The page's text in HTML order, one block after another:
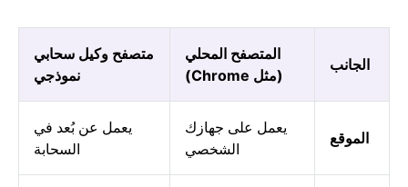
الجانب
المتصفح المحلي
(مثل Chrome)
متصفح وكيل سحابي
نموذجي
الموقع
يعمل على جهازك
الشخصي
يعمل عن بُعد في
السحابة